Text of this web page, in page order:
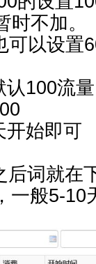
不加。
可以设置
认100流
开始即可
后词就在
一般5-10